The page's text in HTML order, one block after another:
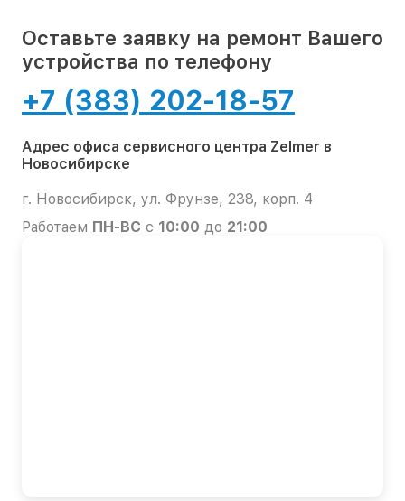
Оставьте заявку на ремонт Вашего
устройства по телефону
+7 (383) 202-18-57
Адрес офиса сервисного центра Zelmer в
Новосибирске
г. Новосибирск, ул. Фрунзе, 238, корп. 4
Работаем ПН-ВС с 10:00 до 21:00